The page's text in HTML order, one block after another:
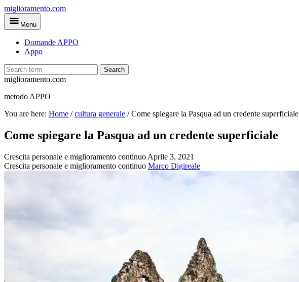
Skip
to
main
miglioramento.com
Menu
Domande APPO
Appo
Search
miglioramento.com
metodo APPO
You are here: Home /cultura generale /Come spiegare la Pasqua ad un credente superficiale
Come spiegare la Pasqua ad un credente superficiale
Crescita personale e miglioramento continuo Aprile 3, 2021
Crescita personale e miglioramento continuo Marco Digireale